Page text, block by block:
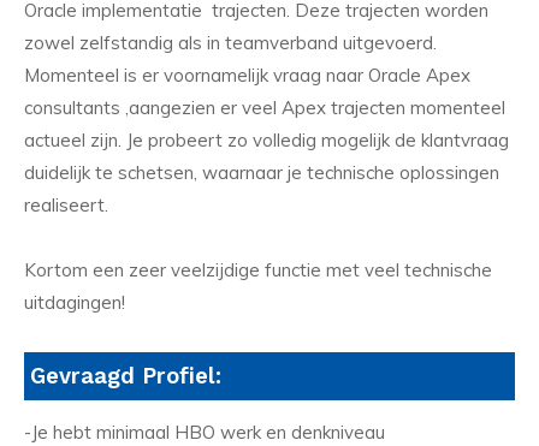
Oracle implementatie trajecten. Deze trajecten worden
zowel zelfstandig als in teamverband uitgevoerd.
Momenteel is er voornamelijk vraag naar Oracle Apex
consultants ,aangezien er veel Apex trajecten momenteel
actueel zijn. Je probeert zo volledig mogelijk de klantvraag
duidelijk te schetsen, waarnaar je technische oplossingen
realiseert.
Kortom een zeer veelzijdige functie met veel technische
uitdagingen!
Gevraagd Profiel:
-Je hebt minimaal HBO werk en denkniveau